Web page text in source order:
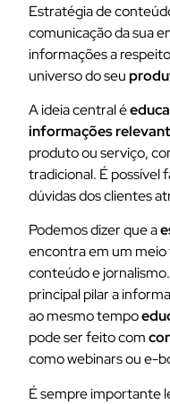
Estratégia de
comunicação da sua
informações a
universo do seu
A ideia central é
informações
produto ou serviço,
tradicional. É possível
dúvidas dos clientes
Podemos dizer que a
encontra em um
conteúdo e
principal pilar a
ao mesmo tempo
pode ser feito com
como webinars ou e-
É sempre importante